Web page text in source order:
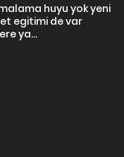
huyu yok yeni
egitimi de var
ya...